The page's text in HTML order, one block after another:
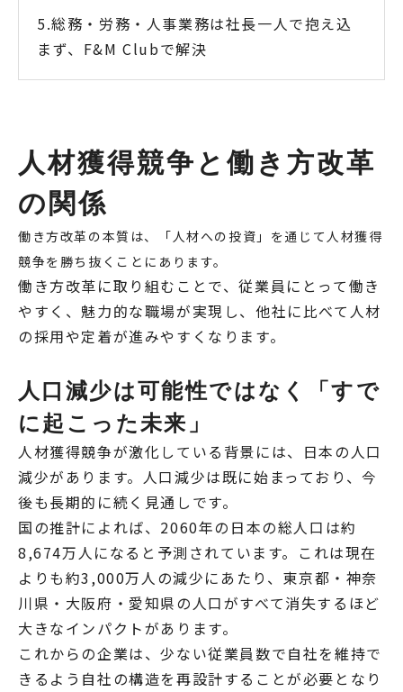
総務・労務・人事業務は社長一人で抱え込
まず、F&M Clubで解決
人材獲得競争と働き方改革
の関係
働き方改革の本質は、「人材への投資」を通じて人材獲得
競争を勝ち抜くことにあります。
働き方改革に取り組むことで、従業員にとって働き
やすく、魅力的な職場が実現し、他社に比べて人材
の採用や定着が進みやすくなります。
人口減少は可能性ではなく「すで
に起こった未来」
人材獲得競争が激化している背景には、日本の人口
減少があります。人口減少は既に始まっており、今
後も長期的に続く見通しです。
国の推計によれば、2060年の日本の総人口は約
8,674万人になると予測されています。これは現在
よりも約3,000万人の減少にあたり、東京都・神奈
川県・大阪府・愛知県の人口がすべて消失するほど
大きなインパクトがあります。
これからの企業は、少ない従業員数で自社を維持で
きるよう自社の構造を再設計することが必要となり